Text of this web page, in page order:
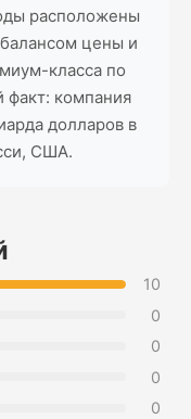
расположены
цены и
класса по
компания
долларов в
США.
10
0
0
0
0